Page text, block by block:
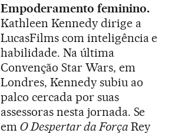
Empoderamento feminino.
Kathleen Kennedy dirige a
LucasFilms com inteligência e
habilidade. Na última
Convenção Star Wars, em
Londres, Kennedy subiu ao
palco cercada por suas
assessoras nesta jornada. Se
em O Despertar da Força Rey